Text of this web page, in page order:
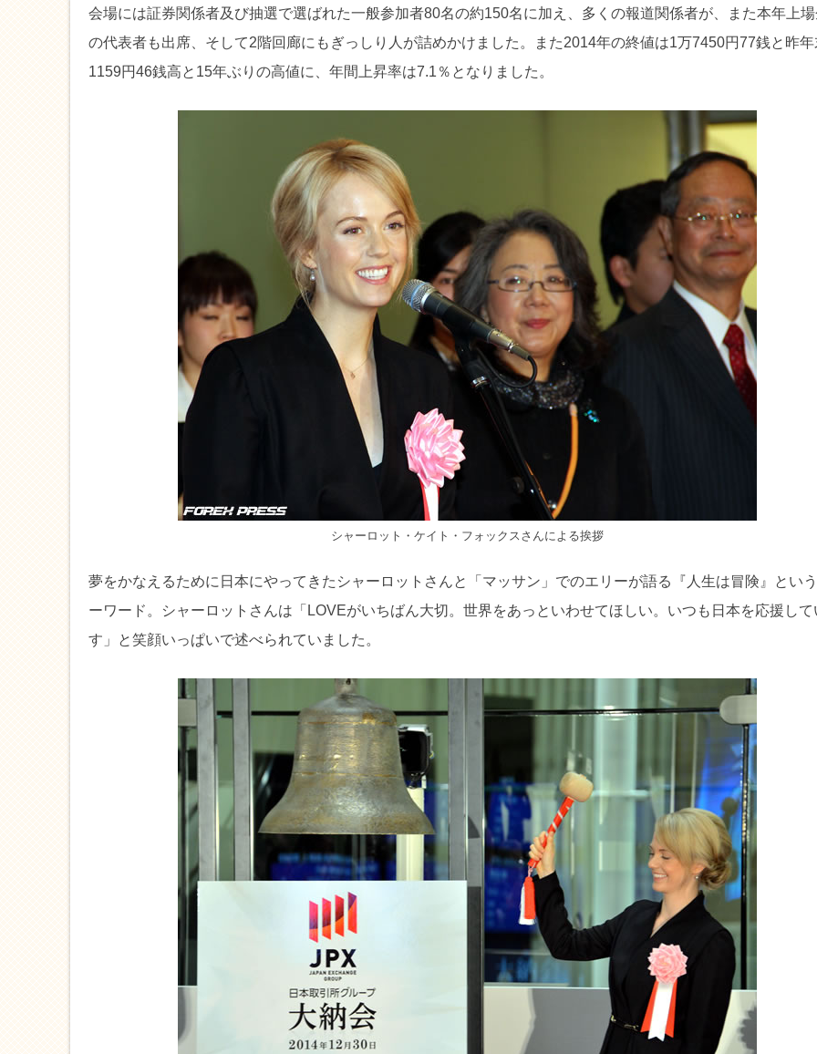
会場には証券関係者及び抽選で選ばれた一般参加者80名の約150名に加え、多くの報道関係者が、また本年上
の代表者も出席、そして2階回廊にもぎっしり人が詰めかけました。また2014年の終値は1万7450円77銭と昨年
1159円46銭高と15年ぶりの高値に、年間上昇率は7.1％となりました。
シャーロット・ケイト・フォックスさんによる挨拶
夢をかなえるために日本にやってきたシャーロットさんと「マッサン」でのエリーが語る『人生は冒険』とい
ーワード。シャーロットさんは「LOVEがいちばん大切。世界をあっといわせてほしい。いつも日本を応援して
す」と笑顔いっぱいで述べられていました。